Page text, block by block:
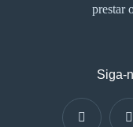
prestar
Siga-